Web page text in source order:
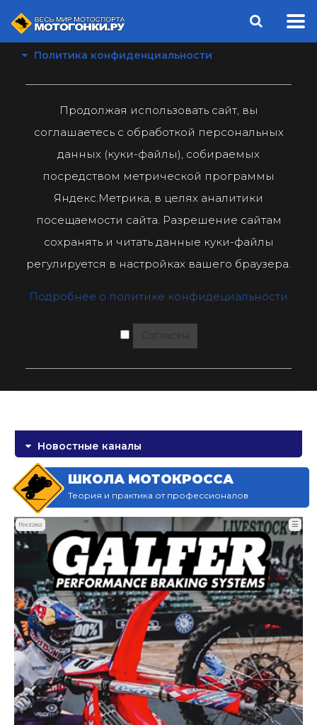
Политика конфиденциальности
Продолжая использовать сайт, вы
соглашаетесь с обработкой персональных
данных (куки-файлы), собираемых
посредством метрической программы
Яндекс.Метрика, в целях аналитики
посещаемости сайта. Разрешение сайтам
сохранять и читать данные куки-файлы
регулируется в настройках вашего браузера.
Подробнее о политике конфидециальности
Согласен
Новостные каналы
ШКОЛА МОТОКРОССА
Теория и практика от профессионалов
Реклама ☰